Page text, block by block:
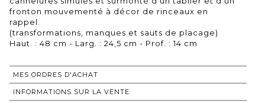
fronton mouvementé à décor de rinceaux en
rappel.
(transformations, manques et sauts de placage)
Haut. : 48 cm - Larg. : 24,5 cm - Prof. : 14 cm
MES ORDRES D'ACHAT
INFORMATIONS SUR LA VENTE